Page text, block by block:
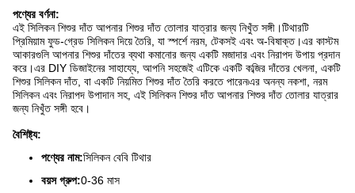
পণ্যের বর্ণনা:
এই সিলিকন শিশুর দাঁত আপনার শিশুর দাঁত তোলার যাত্রার জন্য নিখুঁত সঙ্গী।টিথারটি
প্রিমিয়াম ফুড-গ্রেড সিলিকন দিয়ে তৈরি, যা স্পর্শে নরম, টেকসই এবং অ-বিষাক্ত।এর কাস্টম
আকারগুলি আপনার শিশুর দাঁতের ব্যথা কমানোর জন্য একটি মজাদার এবং নিরাপদ উপায় প্রদান
করে।এর DIY ডিজাইনের সাহায্যে, আপনি সহজেই এটিকে একটি কব্জির দাঁতের খেলনা, একটি
শিশুর সিলিকন দাঁত, বা একটি নিয়মিত শিশুর দাঁত তৈরি করতে পারেন৷এর অনন্য নকশা, নরম
সিলিকন এবং নিরাপদ উপাদান সহ, এই সিলিকন শিশুর দাঁত আপনার শিশুর দাঁত তোলার যাত্রার
জন্য নিখুঁত সঙ্গী হবে।
বৈশিষ্ট্য:
পণ্যের নাম:সিলিকন বেবি টিথার
বয়স গ্রুপ:0-36 মাস